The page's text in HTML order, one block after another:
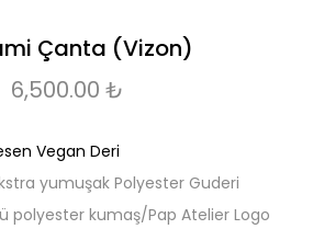
Çanta (Vizon)
6,500.00 ₺
Vegan Deri
yumuşak Polyester Guderi
polyester kumaş/Pap Atelier Logo